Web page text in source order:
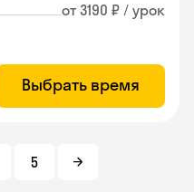
от 3190 ₽ / урок
Выбрать время
5